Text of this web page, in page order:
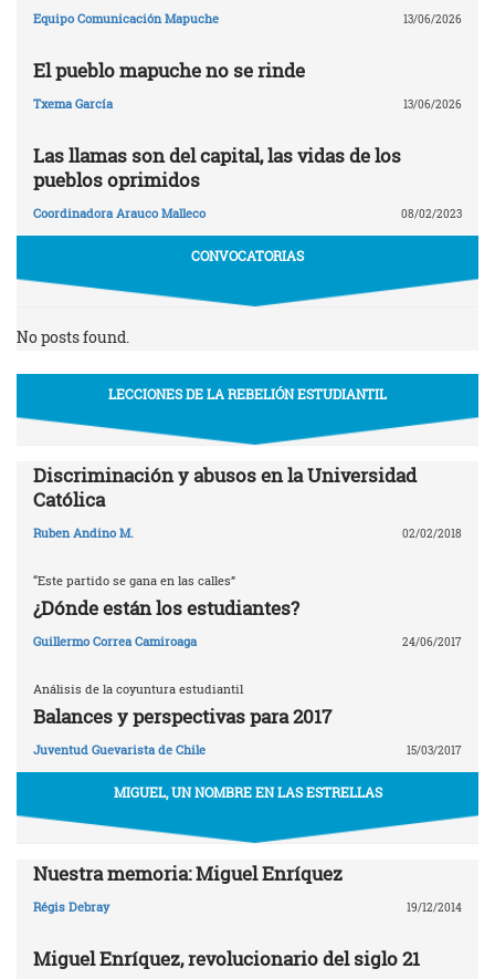
Equipo Comunicación Mapuche 13/06/2026
El pueblo mapuche no se rinde
Txema García 13/06/2026
Las llamas son del capital, las vidas de los
pueblos oprimidos
Coordinadora Arauco Malleco 08/02/2023
CONVOCATORIAS
No posts found.
LECCIONES DE LA REBELIÓN ESTUDIANTIL
Discriminación y abusos en la Universidad
Católica
Ruben Andino M. 02/02/2018
“Este partido se gana en las calles”
¿Dónde están los estudiantes?
Guillermo Correa Camiroaga 24/06/2017
Análisis de la coyuntura estudiantil
Balances y perspectivas para 2017
Juventud Guevarista de Chile 15/03/2017
MIGUEL, UN NOMBRE EN LAS ESTRELLAS
Nuestra memoria: Miguel Enríquez
Régis Debray 19/12/2014
Miguel Enríquez, revolucionario del siglo 21